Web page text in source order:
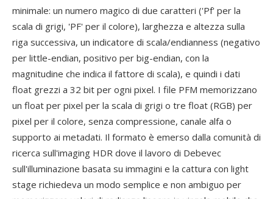
minimale: un numero magico di due caratteri ('Pf' per la
scala di grigi, 'PF' per il colore), larghezza e altezza sulla
riga successiva, un indicatore di scala/endianness (negativo
per little-endian, positivo per big-endian, con la
magnitudine che indica il fattore di scala), e quindi i dati
float grezzi a 32 bit per ogni pixel. I file PFM memorizzano
un float per pixel per la scala di grigi o tre float (RGB) per
pixel per il colore, senza compressione, canale alfa o
supporto ai metadati. Il formato è emerso dalla comunità di
ricerca sull'imaging HDR dove il lavoro di Debevec
sull'illuminazione basata su immagini e la cattura con light
stage richiedeva un modo semplice e non ambiguo per